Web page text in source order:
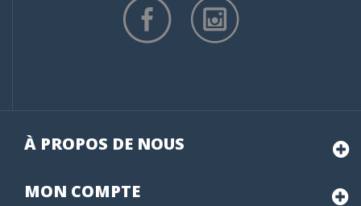
À PROPOS DE NOUS
MON COMPTE